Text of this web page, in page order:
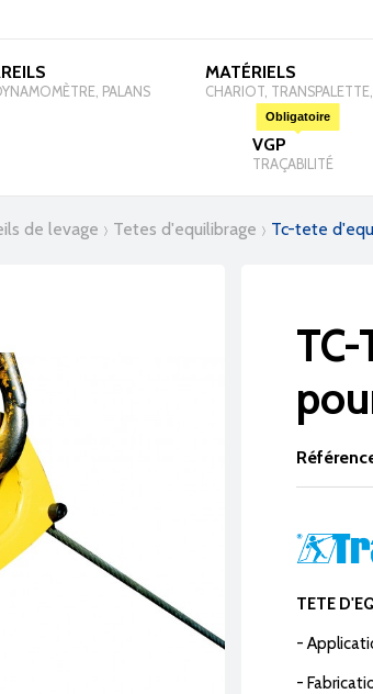
PALANS
MATÉRIELS
CHARIOT,
VGP
Obligatoire
TRAÇABILITÉ
de levage tetes d'equilibrage tc-tete
TETE
-
-